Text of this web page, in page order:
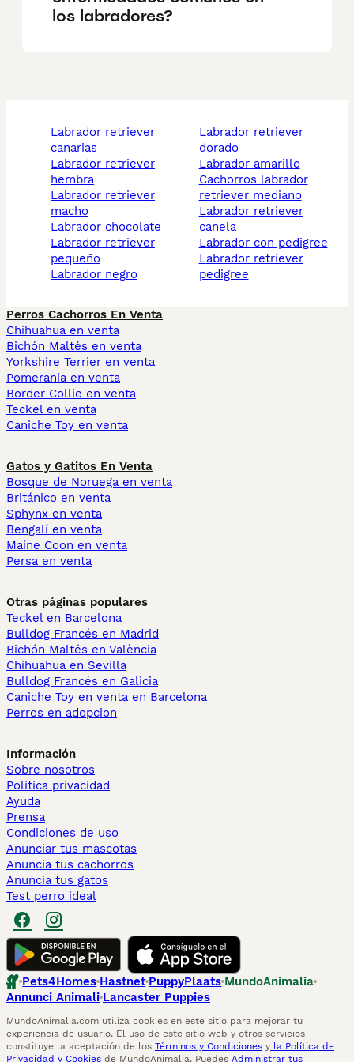
los labradores?
labrador retriever
canarias
labrador retriever
hembra
labrador retriever
macho
labrador chocolate
labrador retriever
pequeño
labrador negro
labrador retriever
dorado
labrador amarillo
cachorros labrador
retriever mediano
labrador retriever
canela
labrador con pedigree
labrador retriever
pedigree
Perros Cachorros En Venta
Chihuahua en venta
Bichón Maltés en venta
Yorkshire Terrier en venta
Pomerania en venta
Border Collie en venta
Teckel en venta
Caniche Toy en venta
Gatos y Gatitos En Venta
Bosque de Noruega en venta
Británico en venta
Sphynx en venta
Bengalí en venta
Maine Coon en venta
Persa en venta
Otras páginas populares
Teckel en Barcelona
Bulldog Francés en Madrid
Bichón Maltés en València
Chihuahua en Sevilla
Bulldog Francés en Galicia
Caniche Toy en venta en Barcelona
Perros en adopcion
Información
Sobre nosotros
Politica privacidad
Ayuda
Prensa
Condiciones de uso
Anunciar tus mascotas
Anuncia tus cachorros
Anuncia tus gatos
Test perro ideal
Pets4Homes Hastnet PuppyPlaats MundoAnimalia
Annunci Animali Lancaster Puppies
MundoAnimalia.com utiliza cookies en este sitio para mejorar tu
experiencia de usuario. El uso de este sitio web y otros servicios
constituye la aceptación de los Términos y Condiciones y la Política de
Privacidad y Cookies de MundoAnimalia. Puedes Administrar tus